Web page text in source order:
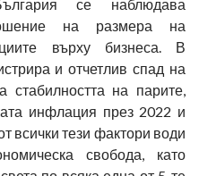
се наблюдава
на размера на
върху бизнеса. В
и отчетлив спад на
стабилността на парите,
инфлация през 2022 и
всички тези фактори води
свобода, като